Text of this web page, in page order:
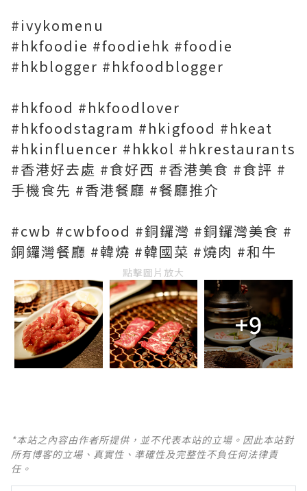
#ivykomenu
#hkfoodie #foodiehk #foodie
#hkblogger #hkfoodblogger
#hkfood #hkfoodlover
#hkfoodstagram #hkigfood #hkeat
#hkinfluencer #hkkol #hkrestaurants
#香港好去處 #食好西 #香港美食 #食評 #
手機食先 #香港餐廳 #餐廳推介
#cwb #cwbfood #銅鑼灣 #銅鑼灣美食 #
銅鑼灣餐廳 #韓燒 #韓國菜 #燒肉 #和牛
點擊圖片放大
+9
*本站之內容由作者所提供，並不代表本站的立場。因此本站對
所有博客的立場、真實性、準確性及完整性不負任何法律責
任。